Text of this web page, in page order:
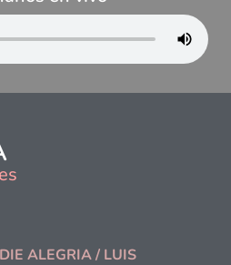
ALEGRIA / LUIS